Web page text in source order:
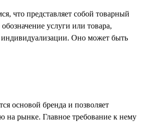
что представляет собой товарный
услуги или товара,
индивидуализации. Оно может быть
основой бренда и позволяет
на рынке. Главное требование к нему